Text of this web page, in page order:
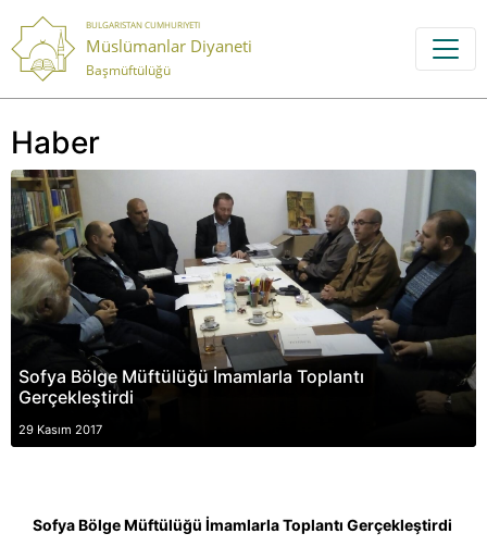
BULGARISTAN CUMHURIYETI
Müslümanlar Diyaneti
Başmüftülüğü
Haber
Sofya Bölge Müftülüğü İmamlarla Toplantı
Gerçekleştirdi
29 Kasım 2017
Sofya Bölge Müftülüğü İmamlarla Toplantı Gerçekleştirdi